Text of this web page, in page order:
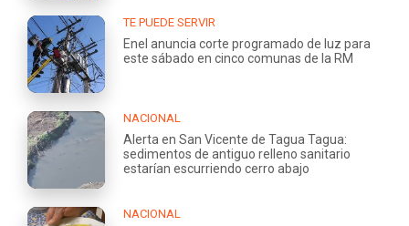
TE PUEDE SERVIR
Enel anuncia corte programado de luz para
este sábado en cinco comunas de la RM
NACIONAL
Alerta en San Vicente de Tagua Tagua:
sedimentos de antiguo relleno sanitario
estarían escurriendo cerro abajo
NACIONAL